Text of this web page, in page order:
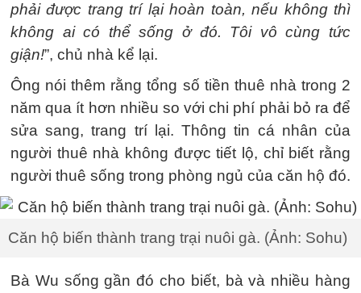
phải được trang trí lại hoàn toàn, nếu không thì
không ai có thể sống ở đó. Tôi vô cùng tức
giận!”, chủ nhà kể lại.
Ông nói thêm rằng tổng số tiền thuê nhà trong 2
năm qua ít hơn nhiều so với chi phí phải bỏ ra để
sửa sang, trang trí lại. Thông tin cá nhân của
người thuê nhà không được tiết lộ, chỉ biết rằng
người thuê sống trong phòng ngủ của căn hộ đó.
Căn hộ biến thành trang trại nuôi gà. (Ảnh: Sohu)
Bà Wu sống gần đó cho biết, bà và nhiều hàng